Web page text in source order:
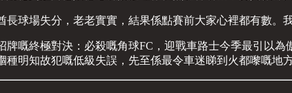
球場失分，老老實實，結果係點賽前大家心裡都有數。
牌嘅終極對決：必殺嘅角球FC，迎戰車路士今季最引以
明知故犯嘅低級失誤，先至係最令車迷睇到火都嚟嘅地方